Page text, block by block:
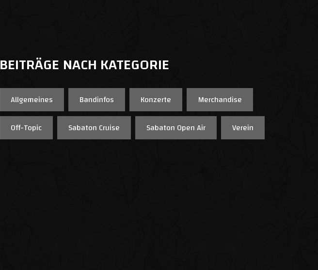
BEITRÄGE NACH KATEGORIE
Allgemeines Bandinfos Konzerte
Merchandise
Off-Topic
Sabaton Cruise Sabaton Open Air Verein